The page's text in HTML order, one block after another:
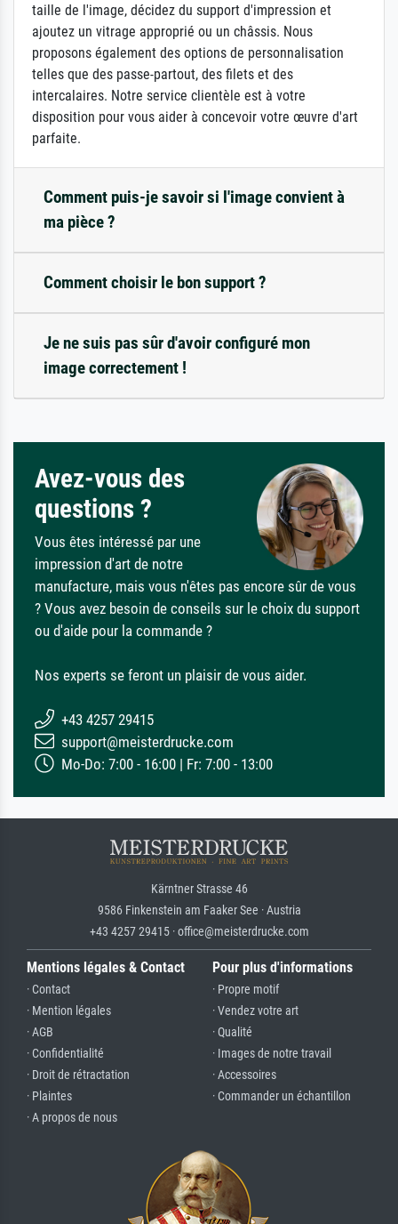
taille de l'image, décidez du support d'impression et
ajoutez un vitrage approprié ou un châssis. Nous
proposons également des options de personnalisation
telles que des passe-partout, des filets et des
intercalaires. Notre service clientèle est à votre
disposition pour vous aider à concevoir votre œuvre d'art
parfaite.
Comment puis-je savoir si l'image convient à
ma pièce ?
Comment choisir le bon support ?
Je ne suis pas sûr d'avoir configuré mon
image correctement !
Avez-vous des
questions ?
Vous êtes intéressé par une
impression d'art de notre
manufacture, mais vous n'êtes pas encore sûr de vous
? Vous avez besoin de conseils sur le choix du support
ou d'aide pour la commande ?
Nos experts se feront un plaisir de vous aider.
+43 4257 29415
support@meisterdrucke.com
Mo-Do: 7:00 - 16:00 | Fr: 7:00 - 13:00
Kärntner Strasse 46
9586 Finkenstein am Faaker See · Austria
+43 4257 29415 · office@meisterdrucke.com
Mentions légales & Contact
· Contact
· Mention légales
· AGB
· Confidentialité
· Droit de rétractation
· Plaintes
· A propos de nous
Pour plus d'informations
· Propre motif
· Vendez votre art
· Qualité
· Images de notre travail
· Accessoires
· Commander un échantillon